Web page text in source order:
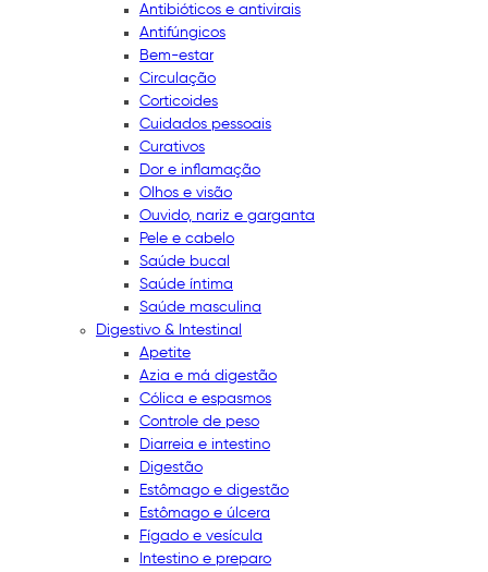
Antibióticos e antivirais
Antifúngicos
Bem-estar
Circulação
Corticoides
Cuidados pessoais
Curativos
Dor e inflamação
Olhos e visão
Ouvido, nariz e garganta
Pele e cabelo
Saúde bucal
Saúde íntima
Saúde masculina
Digestivo & Intestinal
Apetite
Azia e má digestão
Cólica e espasmos
Controle de peso
Diarreia e intestino
Digestão
Estômago e digestão
Estômago e úlcera
Fígado e vesícula
Intestino e preparo